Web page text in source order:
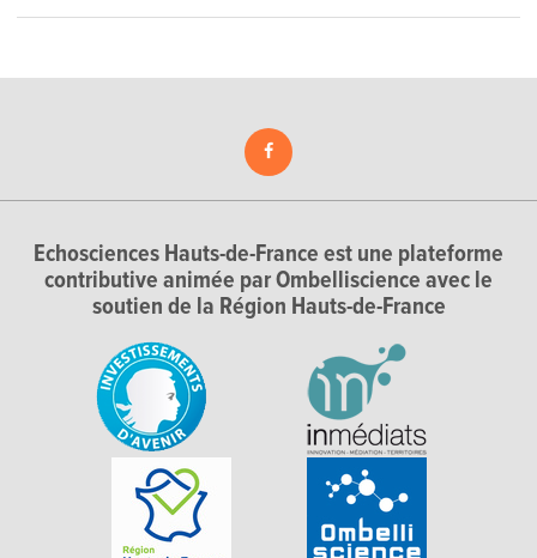
Echosciences Hauts-de-France est une plateforme
contributive animée par Ombelliscience avec le
soutien de la Région Hauts-de-France